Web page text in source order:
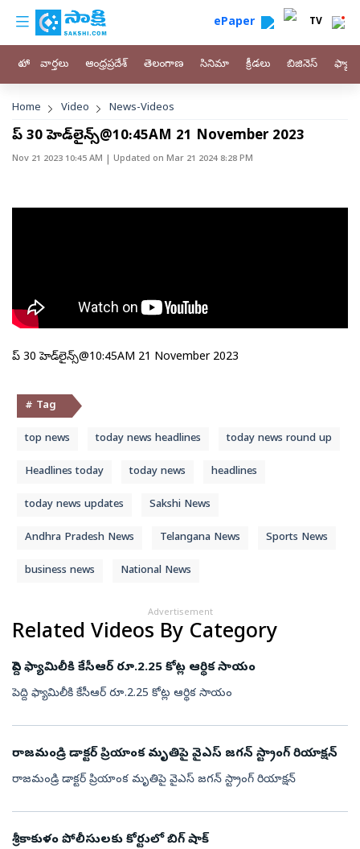
Skip to main content
custom menu ePaper TV
హోం వార్తలు ఆంధ్రప్రదేశ్ తెలంగాణ సినిమా క్రీడలు బిజినెస్
Breadcrumb
Home Video News-Videos
టాప్ 30 హెడ్‌లైన్స్@10:45AM 21 November 2023
Nov 21 2023 10:45 AM | Updated on Mar 21 2024 8:28 PM
టాప్ 30 హెడ్‌లైన్స్@10:45AM 21 November 2023
# Tag
top news today news headlines today news round up
Headlines today today news headlines
today news updates Sakshi News
Andhra Pradesh News Telangana News Sports News
business news National News
Advertisement
Related Videos By Category
పెద్ది ఫ్యామిలీకి కేసీఆర్ రూ.2.25 కోట్ల ఆర్థిక సాయం
పెద్ది ఫ్యామిలీకి కేసీఆర్ రూ.2.25 కోట్ల ఆర్థిక సాయం
రాజమండ్రి డాక్టర్ ప్రియాంక మృతిపై వైఎస్ జగన్ స్ట్రాంగ్ రియాక్షన్
రాజమండ్రి డాక్టర్ ప్రియాంక మృతిపై వైఎస్ జగన్ స్ట్రాంగ్ రియాక్షన్
శ్రీకాకుళం పోలీసులకు కోర్టులో బిగ్ షాక్